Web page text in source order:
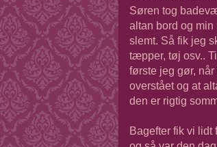
Søren tog
altan bord og
slemt. Så fik jeg
tæpper, tøj osv..
første jeg gør,
overstået og at
den er rigtig
Bagefter fik vi lidt